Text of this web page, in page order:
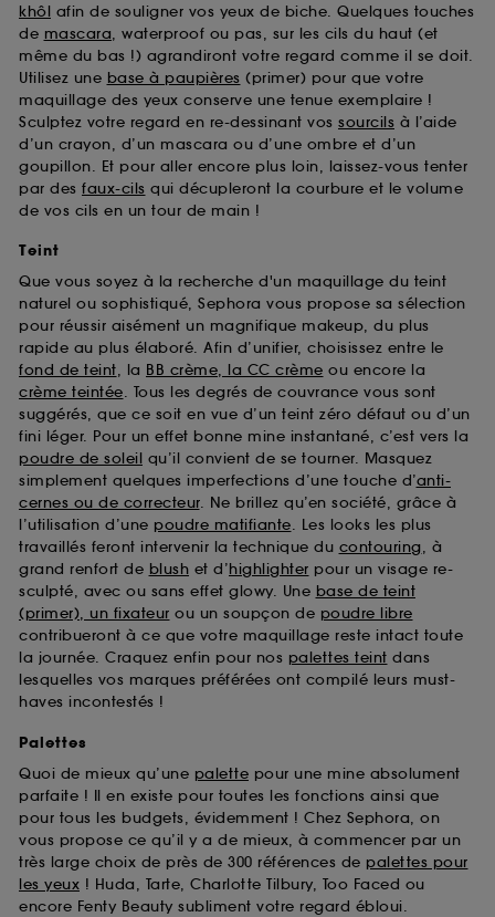
khôl afin de souligner vos yeux de biche. Quelques touches
de mascara, waterproof ou pas, sur les cils du haut (et
même du bas !) agrandiront votre regard comme il se doit.
Utilisez une base à paupières (primer) pour que votre
maquillage des yeux conserve une tenue exemplaire !
Sculptez votre regard en re-dessinant vos sourcils à l’aide
d’un crayon, d’un mascara ou d’une ombre et d’un
goupillon. Et pour aller encore plus loin, laissez-vous tenter
par des faux-cils qui décupleront la courbure et le volume
de vos cils en un tour de main !
Teint
Que vous soyez à la recherche d'un maquillage du teint
naturel ou sophistiqué, Sephora vous propose sa sélection
pour réussir aisément un magnifique makeup, du plus
rapide au plus élaboré. Afin d’unifier, choisissez entre le
fond de teint, la BB crème, la CC crème ou encore la
crème teintée. Tous les degrés de couvrance vous sont
suggérés, que ce soit en vue d’un teint zéro défaut ou d’un
fini léger. Pour un effet bonne mine instantané, c’est vers la
poudre de soleil qu’il convient de se tourner. Masquez
simplement quelques imperfections d’une touche d’anti-
cernes ou de correcteur. Ne brillez qu’en société, grâce à
l’utilisation d’une poudre matifiante. Les looks les plus
travaillés feront intervenir la technique du contouring, à
grand renfort de blush et d’highlighter pour un visage re-
sculpté, avec ou sans effet glowy. Une base de teint
(primer), un fixateur ou un soupçon de poudre libre
contribueront à ce que votre maquillage reste intact toute
la journée. Craquez enfin pour nos palettes teint dans
lesquelles vos marques préférées ont compilé leurs must-
haves incontestés !
Palettes
Quoi de mieux qu’une palette pour une mine absolument
parfaite ! Il en existe pour toutes les fonctions ainsi que
pour tous les budgets, évidemment ! Chez Sephora, on
vous propose ce qu’il y a de mieux, à commencer par un
très large choix de près de 300 références de palettes pour
les yeux ! Huda, Tarte, Charlotte Tilbury, Too Faced ou
encore Fenty Beauty subliment votre regard ébloui.